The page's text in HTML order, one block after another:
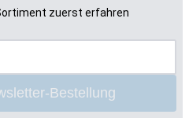
zuerst erfahren
Bestellung